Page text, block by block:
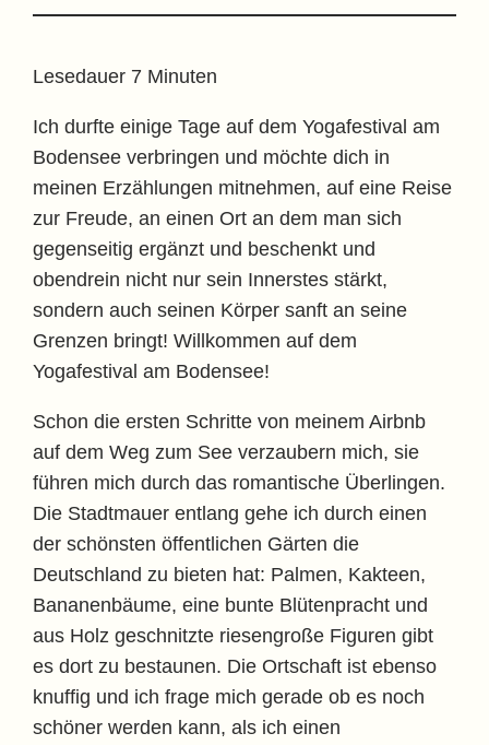
Lesedauer 7 Minuten
Ich durfte einige Tage auf dem Yogafestival am
Bodensee verbringen und möchte dich in
meinen Erzählungen mitnehmen, auf eine Reise
zur Freude, an einen Ort an dem man sich
gegenseitig ergänzt und beschenkt und
obendrein nicht nur sein Innerstes stärkt,
sondern auch seinen Körper sanft an seine
Grenzen bringt! Willkommen auf dem
Yogafestival am Bodensee!
Schon die ersten Schritte von meinem Airbnb
auf dem Weg zum See verzaubern mich, sie
führen mich durch das romantische Überlingen.
Die Stadtmauer entlang gehe ich durch einen
der schönsten öffentlichen Gärten die
Deutschland zu bieten hat: Palmen, Kakteen,
Bananenbäume, eine bunte Blütenpracht und
aus Holz geschnitzte riesengroße Figuren gibt
es dort zu bestaunen. Die Ortschaft ist ebenso
knuffig und ich frage mich gerade ob es noch
schöner werden kann, als ich einen